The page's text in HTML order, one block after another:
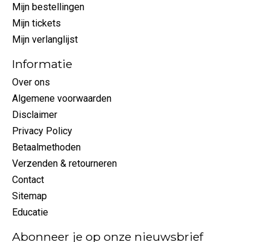
Mijn bestellingen
Mijn tickets
Mijn verlanglijst
Informatie
Over ons
Algemene voorwaarden
Disclaimer
Privacy Policy
Betaalmethoden
Verzenden & retourneren
Contact
Sitemap
Educatie
Abonneer je op onze nieuwsbrief